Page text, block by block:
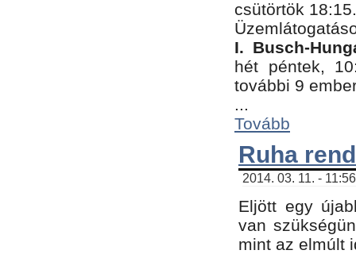
csütörtök 18:15.
I. Busch-
hét péntek,
további 9
...
Tovább
Ruha
2014. 03. 11. -
Eljött egy
van
mint az elmúlt